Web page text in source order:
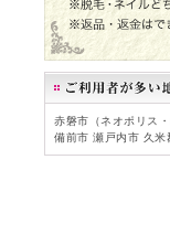
赤磐市（ネオポリス
備前市 瀬戸内市 久米